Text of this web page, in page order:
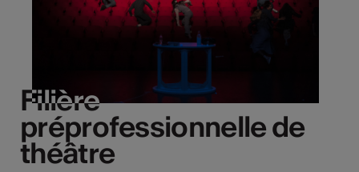
Filière
préprofessionnelle de
théâtre
Filière
préprofessionnelle de
théâtre